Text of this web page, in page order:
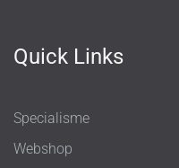
Quick Links
Specialisme
Webshop